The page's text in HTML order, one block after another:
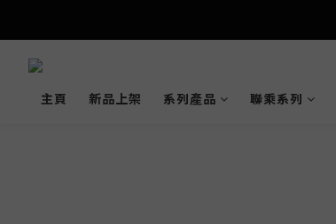
主頁 新品上架 系列產品 聯乘系列